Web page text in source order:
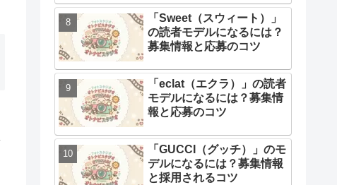
「Sweet（スウィート）」
の読者モデルになるには？
募集情報と応募のコツ
「eclat（エクラ）」の読者
モデルになるには？募集情
報と応募のコツ
「GUCCI（グッチ）」のモ
デルになるには？募集情報
と採用されるコツ